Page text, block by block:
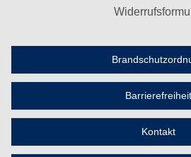
Barrierefreiheit
Kontakt